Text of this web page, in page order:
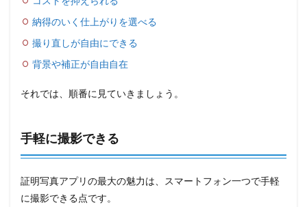
納得のいく仕上がりを選べる
撮り直しが自由にできる
背景や補正が自由自在
それでは、順番に見ていきましょう。
手軽に撮影できる
証明写真アプリの最大の魅力は、スマートフォン一つで手軽
に撮影できる点です。